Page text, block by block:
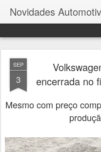
Novidades
SEP
3
encerrada no
Mesmo com preço